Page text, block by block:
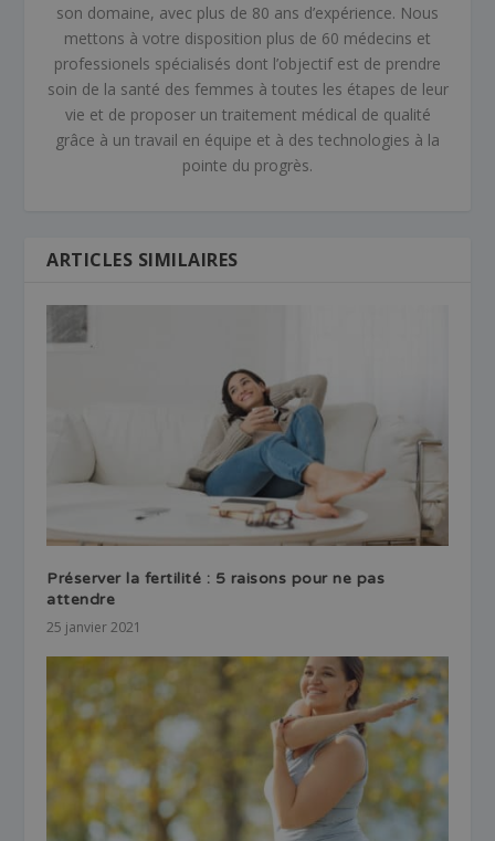
son domaine, avec plus de 80 ans d’expérience. Nous
mettons à votre disposition plus de 60 médecins et
professionels spécialisés dont l’objectif est de prendre
soin de la santé des femmes à toutes les étapes de leur
vie et de proposer un traitement médical de qualité
grâce à un travail en équipe et à des technologies à la
pointe du progrès.
ARTICLES SIMILAIRES
Préserver la fertilité : 5 raisons pour ne pas
attendre
25 janvier 2021